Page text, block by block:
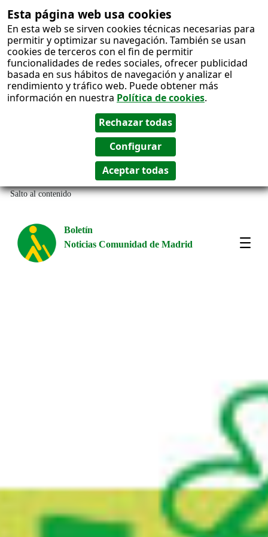
Esta página web usa cookies
En esta web se sirven cookies técnicas necesarias para
permitir y optimizar su navegación. También se usan
cookies de terceros con el fin de permitir
funcionalidades de redes sociales, ofrecer publicidad
basada en sus hábitos de navegación y analizar el
rendimiento y tráfico web. Puede obtener más
información en nuestra Política de cookies.
Salto al contenido
Boletín
Noticias Comunidad de Madrid